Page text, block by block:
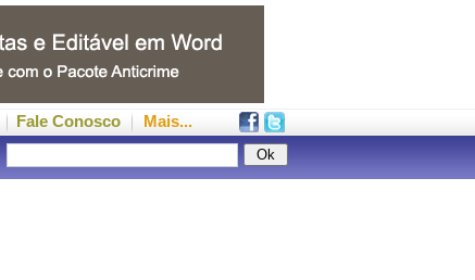
Fale Conosco Mais...